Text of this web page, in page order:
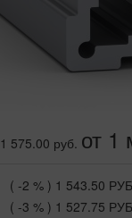
1 575.00 руб. от 1
( -2 % ) 1 543.50
( -3 % ) 1 527.75